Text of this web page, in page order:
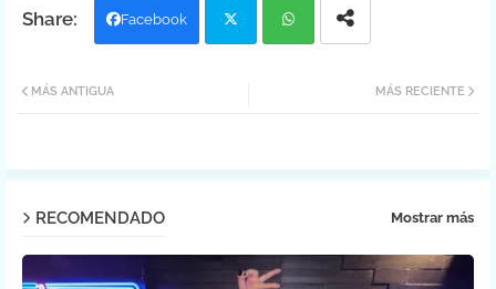
Facebook
MÁS RECIENTE
MÁS ANTIGUA
RECOMENDADO Mostrar más